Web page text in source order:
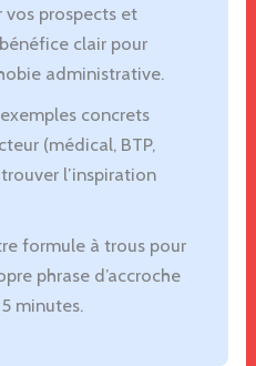
vos prospects et
clair pour
administrative.
concrets
(médical, BTP,
l’inspiration
formule à trous pour
phrase d’accroche
minutes.